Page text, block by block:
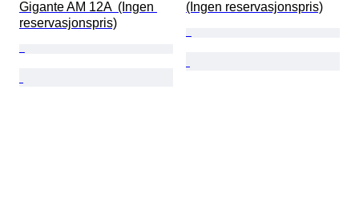
Gigante AM 12A  (Ingen
reservasjonspris)
(Ingen reservasjonspris)